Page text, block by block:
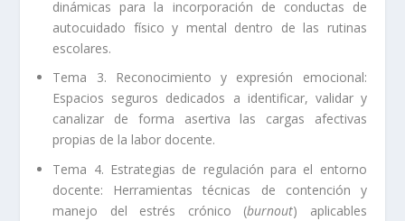
dinámicas para la incorporación de conductas de
autocuidado físico y mental dentro de las rutinas
escolares.
Tema 3. Reconocimiento y expresión emocional:
Espacios seguros dedicados a identificar, validar y
canalizar de forma asertiva las cargas afectivas
propias de la labor docente.
Tema 4. Estrategias de regulación para el entorno
docente: Herramientas técnicas de contención y
manejo del estrés crónico (burnout) aplicables